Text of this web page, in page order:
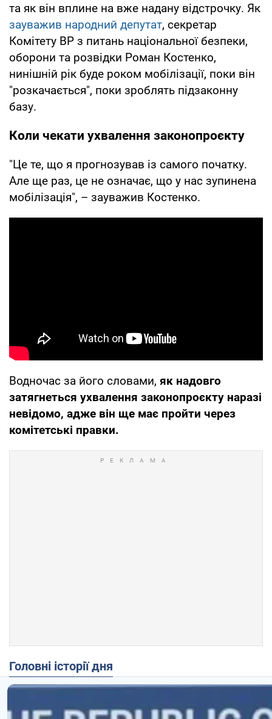
та як він вплине на вже надану відстрочку. Як
зауважив народний депутат, секретар
Комітету ВР з питань національної безпеки,
оборони та розвідки Роман Костенко,
нинішній рік буде роком мобілізації, поки він
"розкачається", поки зроблять підзаконну
базу.
Коли чекати ухвалення законопроєкту
"Це те, що я прогнозував із самого початку.
Але ще раз, це не означає, що у нас зупинена
мобілізація", – зауважив Костенко.
Водночас за його словами, як надовго
затягнеться ухвалення законопроєкту наразі
невідомо, адже він ще має пройти через
комітетські правки.
Головні історії дня